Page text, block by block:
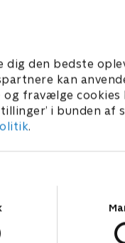
den bedste
kan
fravælge cookies
i bunden af
.